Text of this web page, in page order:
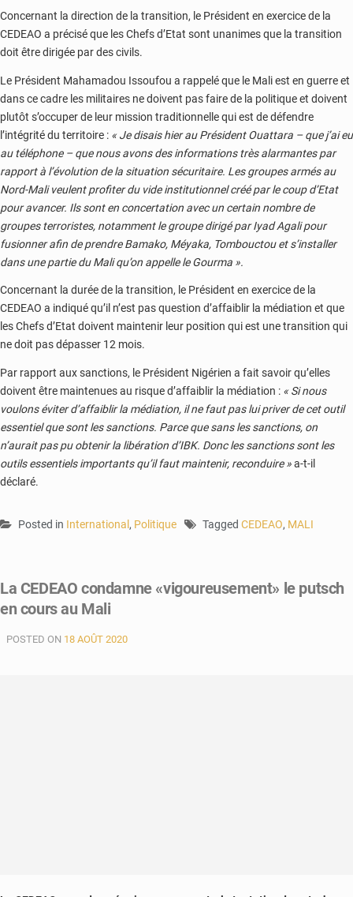
Concernant la direction de la transition, le Président en exercice de la
CEDEAO a précisé que les Chefs d’Etat sont unanimes que la transition
doit être dirigée par des civils.
Le Président Mahamadou Issoufou a rappelé que le Mali est en guerre et
dans ce cadre les militaires ne doivent pas faire de la politique et doivent
plutôt s’occuper de leur mission traditionnelle qui est de défendre
l’intégrité du territoire : « Je disais hier au Président Ouattara – que j’ai eu
au téléphone – que nous avons des informations très alarmantes par
rapport à l’évolution de la situation sécuritaire. Les groupes armés au
Nord-Mali veulent profiter du vide institutionnel créé par le coup d’Etat
pour avancer. Ils sont en concertation avec un certain nombre de
groupes terroristes, notamment le groupe dirigé par Iyad Agali pour
fusionner afin de prendre Bamako, Méyaka, Tombouctou et s’installer
dans une partie du Mali qu’on appelle le Gourma ».
Concernant la durée de la transition, le Président en exercice de la
CEDEAO a indiqué qu’il n’est pas question d’affaiblir la médiation et que
les Chefs d’Etat doivent maintenir leur position qui est une transition qui
ne doit pas dépasser 12 mois.
Par rapport aux sanctions, le Président Nigérien a fait savoir qu’elles
doivent être maintenues au risque d’affaiblir la médiation : « Si nous
voulons éviter d’affaiblir la médiation, il ne faut pas lui priver de cet outil
essentiel que sont les sanctions. Parce que sans les sanctions, on
n’aurait pas pu obtenir la libération d’IBK. Donc les sanctions sont les
outils essentiels importants qu’il faut maintenir, reconduire »a-t-il
déclaré.
Posted in International , Politique Tagged CEDEAO, MALI
La CEDEAO condamne «vigoureusement» le putsch
en cours au Mali
POSTED ON 18 AOÛT 2020